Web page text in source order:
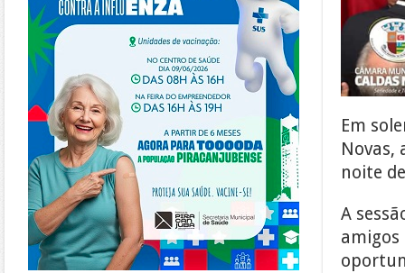
Em
Novas,
noite
A
amigos